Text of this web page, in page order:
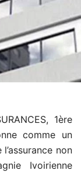
1ère
comme un
non
Ivoirienne